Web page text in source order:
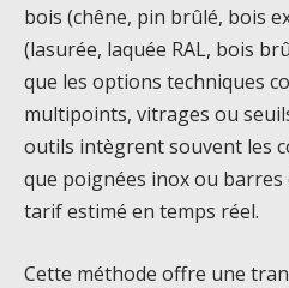
bois (chêne, pin brûlé, bois
(lasurée, laquée RAL, bois
que les options techniques
multipoints, vitrages ou
outils intègrent souvent les
que poignées inox ou
tarif estimé en temps réel.
Cette méthode offre une